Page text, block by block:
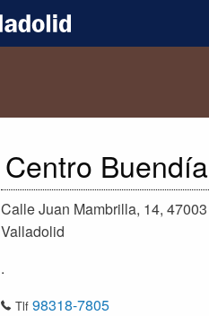
Centro Buendía
Calle Juan Mambrilla, 14, 47003
Valladolid
.
Tlf 98318-7805